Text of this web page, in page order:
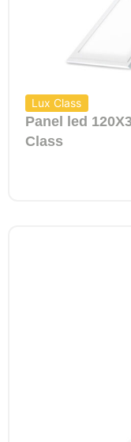
Lux Class
Panel led
Class